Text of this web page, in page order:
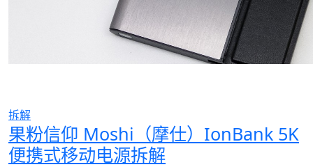
拆解
果粉信仰 Moshi（摩仕）IonBank 5K
便携式移动电源拆解